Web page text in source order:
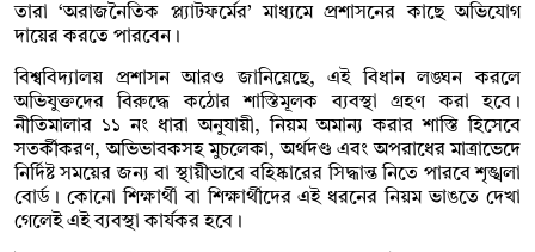
তারা ‘অরাজনৈতিক প্ল্যাটফর্মের’ মাধ্যমে প্রশাসনের কাছে অভিযোগ
দায়ের করতে পারবেন।
বিশ্ববিদ্যালয় প্রশাসন আরও জানিয়েছে, এই বিধান লঙ্ঘন করলে
অভিযুক্তদের বিরুদ্ধে কঠোর শাস্তিমূলক ব্যবস্থা গ্রহণ করা হবে।
নীতিমালার ১১ নং ধারা অনুযায়ী, নিয়ম অমান্য করার শাস্তি হিসেবে
সতর্কীকরণ, অভিভাবকসহ মুচলেকা, অর্থদণ্ড এবং অপরাধের মাত্রাভেদে
নির্দিষ্ট সময়ের জন্য বা স্থায়ীভাবে বহিষ্কারের সিদ্ধান্ত নিতে পারবে শৃঙ্খলা
বোর্ড। কোনো শিক্ষার্থী বা শিক্ষার্থীদের এই ধরনের নিয়ম ভাঙতে দেখা
গেলেই এই ব্যবস্থা কার্যকর হবে।